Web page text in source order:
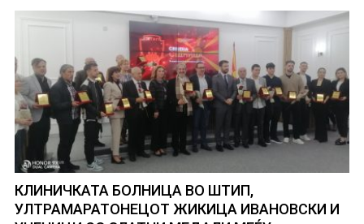
КЛИНИЧКАТА БОЛНИЦА ВО ШТИП,
УЛТРАМАРАТОНЕЦОТ ЖИКИЦА ИВАНОВСКИ И